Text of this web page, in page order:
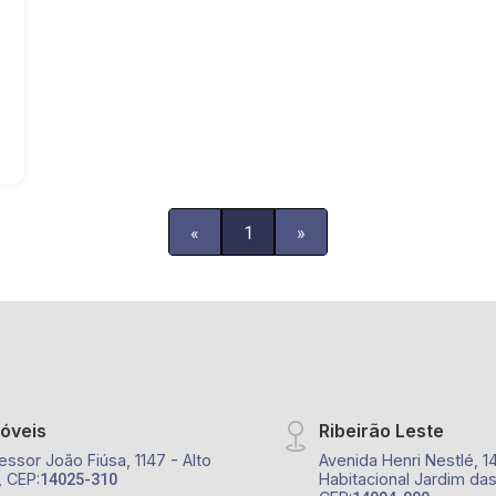
« 1 »
João Fiúsa, 1147 - Alto
14025-310
Ribeirão Leste
Avenida Henri Nestlé,
Habitacional Jardim